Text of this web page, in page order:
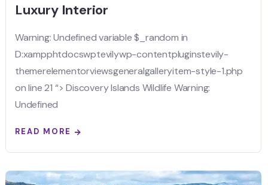
Luxury Interior
Warning: Undefined variable $_random in
D:xampphtdocswptevilywp-contentpluginstevily-
themerelementorviewsgeneralgalleryitem-style-1.php
on line 21 “> Discovery Islands Wildlife Warning:
Undefined
READ MORE